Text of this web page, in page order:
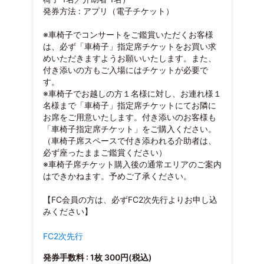
発券方法 : アプリ（電子チケット）
※車椅子でコンサートをご鑑賞いただくお客様
は、必ず「車椅子」指定席チケットをお買い求
めいただきますようお願いいたします。また、
付き添いの方もご入場にはチケットが必要で
す。
※車椅子でお越しの方１名様に対し、お連れ様１
名様まで「車椅子」指定席チケットにてお隣に
お席をご用意いたします。付き添いのお客様も
「車椅子指定席チケット」をご購入ください。
（車椅子席スペースで付き添われる介助者は、
必ず座ったままご鑑賞ください）
※車椅子席チケット購入後の通常エリアのご案内
はできかねます。予めご了承ください。
【FC会員の方は、必ずFC2次先行よりお申し込
みください】
FC2次先行
発券手数料 : 1枚 300円(税込)